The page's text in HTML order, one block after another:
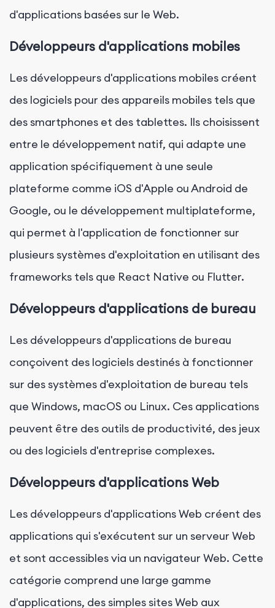
d'applications basées sur le Web.
Développeurs d'applications mobiles
Les développeurs d'applications mobiles créent
des logiciels pour des appareils mobiles tels que
des smartphones et des tablettes. Ils choisissent
entre le développement natif, qui adapte une
application spécifiquement à une seule
plateforme comme iOS d'Apple ou Android de
Google, ou le développement multiplateforme,
qui permet à l'application de fonctionner sur
plusieurs systèmes d'exploitation en utilisant des
frameworks tels que React Native ou Flutter.
Développeurs d'applications de bureau
Les développeurs d'applications de bureau
conçoivent des logiciels destinés à fonctionner
sur des systèmes d'exploitation de bureau tels
que Windows, macOS ou Linux. Ces applications
peuvent être des outils de productivité, des jeux
ou des logiciels d'entreprise complexes.
Développeurs d'applications Web
Les développeurs d'applications Web créent des
applications qui s'exécutent sur un serveur Web
et sont accessibles via un navigateur Web. Cette
catégorie comprend une large gamme
d'applications, des simples sites Web aux